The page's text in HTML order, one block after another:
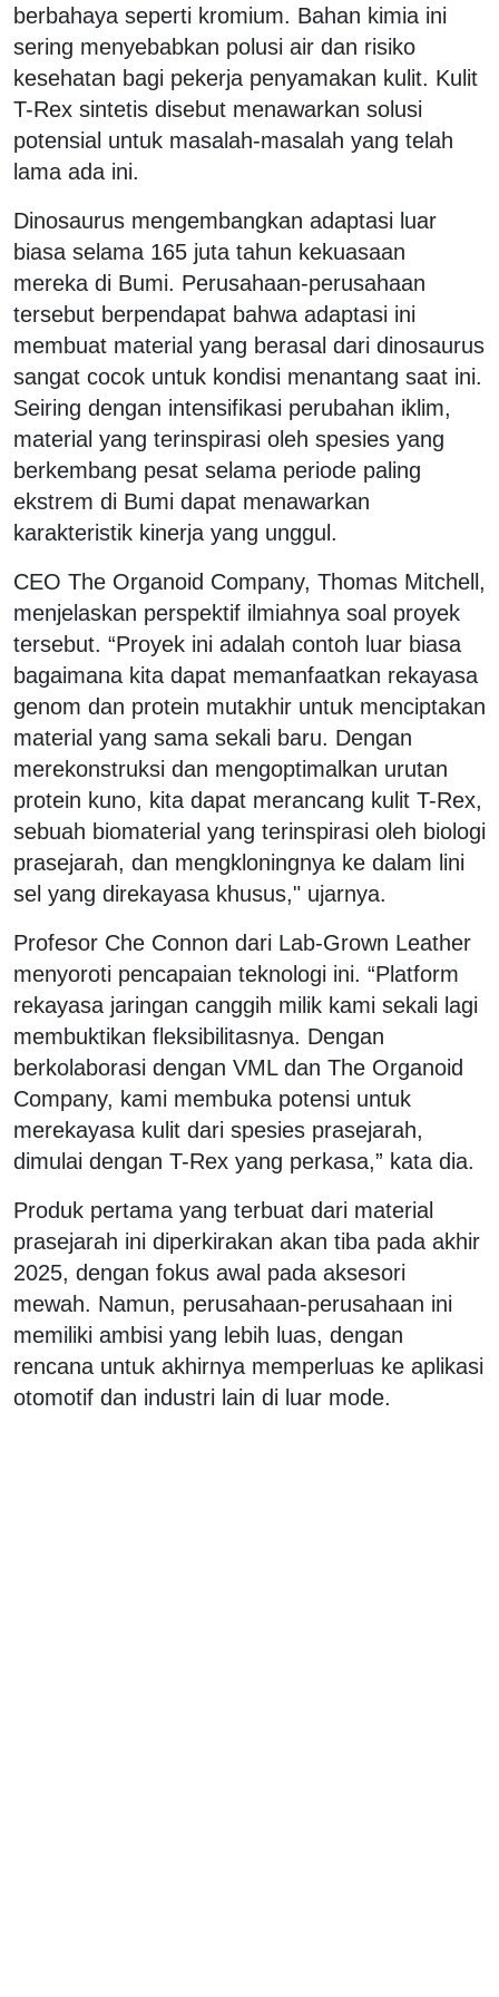
berbahaya seperti kromium. Bahan kimia ini
sering menyebabkan polusi air dan risiko
kesehatan bagi pekerja penyamakan kulit. Kulit
T-Rex sintetis disebut menawarkan solusi
potensial untuk masalah-masalah yang telah
lama ada ini.
Dinosaurus mengembangkan adaptasi luar
biasa selama 165 juta tahun kekuasaan
mereka di Bumi. Perusahaan-perusahaan
tersebut berpendapat bahwa adaptasi ini
membuat material yang berasal dari dinosaurus
sangat cocok untuk kondisi menantang saat ini.
Seiring dengan intensifikasi perubahan iklim,
material yang terinspirasi oleh spesies yang
berkembang pesat selama periode paling
ekstrem di Bumi dapat menawarkan
karakteristik kinerja yang unggul.
CEO The Organoid Company, Thomas Mitchell,
menjelaskan perspektif ilmiahnya soal proyek
tersebut. “Proyek ini adalah contoh luar biasa
bagaimana kita dapat memanfaatkan rekayasa
genom dan protein mutakhir untuk menciptakan
material yang sama sekali baru. Dengan
merekonstruksi dan mengoptimalkan urutan
protein kuno, kita dapat merancang kulit T-Rex,
sebuah biomaterial yang terinspirasi oleh biologi
prasejarah, dan mengkloningnya ke dalam lini
sel yang direkayasa khusus," ujarnya.
Profesor Che Connon dari Lab-Grown Leather
menyoroti pencapaian teknologi ini. “Platform
rekayasa jaringan canggih milik kami sekali lagi
membuktikan fleksibilitasnya. Dengan
berkolaborasi dengan VML dan The Organoid
Company, kami membuka potensi untuk
merekayasa kulit dari spesies prasejarah,
dimulai dengan T-Rex yang perkasa,” kata dia.
Produk pertama yang terbuat dari material
prasejarah ini diperkirakan akan tiba pada akhir
2025, dengan fokus awal pada aksesori
mewah. Namun, perusahaan-perusahaan ini
memiliki ambisi yang lebih luas, dengan
rencana untuk akhirnya memperluas ke aplikasi
otomotif dan industri lain di luar mode.